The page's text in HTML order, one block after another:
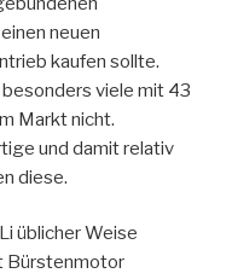
neuen
kaufen sollte.
viele mit 43
Markt nicht.
und damit relativ
diese.
üblicher Weise
Bürstenmotor